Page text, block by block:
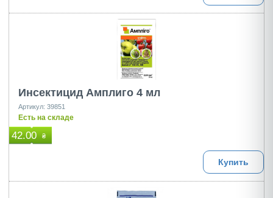
Инсектицид Амплиго 4 мл
Артикул: 39851
Есть на складе
42.00 ₴
Купить